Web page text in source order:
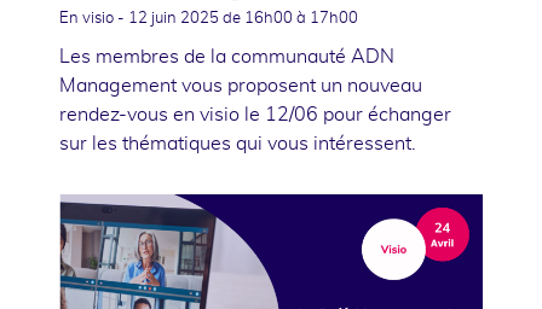
En visio - 12 juin 2025 de 16h00 à 17h00
Les membres de la communauté ADN
Management vous proposent un nouveau
rendez-vous en visio le 12/06 pour échanger
sur les thématiques qui vous intéressent.